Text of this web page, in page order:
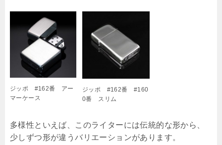
ジッポ #162番 アー
マーケース
ジッポ #162番 #160
0番 スリム
多様性といえば、このライターには伝統的な形から、
少しずつ形が違うバリエーションがあります。